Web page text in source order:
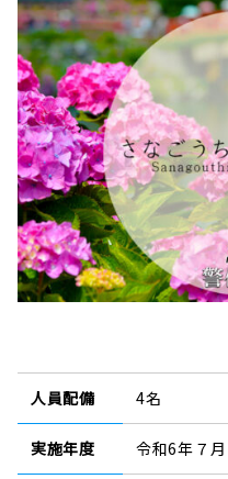
人員配備 4名
実施年度 令和6年７